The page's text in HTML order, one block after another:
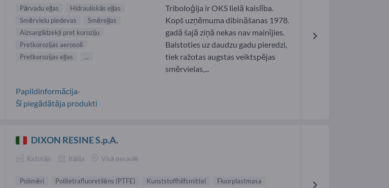
Pārvadu eļļas
Hidrauliskās eļļas
Smērvielu piedevas
Smēreļļas
Aizsarglīdzekļi pret koroziju
Pretkorozijas aerosoli
Pretkorozijas eļļas
...
Triboloģija ir OKS lielā kaislība.
Kopš uzņēmuma dibināšanas 1978.
gadā šajā ziņā nekas nav mainījies.
Balstoties uz daudzu gadu pieredzi,
tiek ražotas augstas veiktspējas
smērvielas,...
Papildinformācija-
Šī piegādātāja produkti
DIXON RESINE S.p.A.
Ražotājs Itālija Visā pasaulē
Polimēri Politetrafluoretilēns (PTFE) Kunststoffhilfsmittel
Fluorplastmasa